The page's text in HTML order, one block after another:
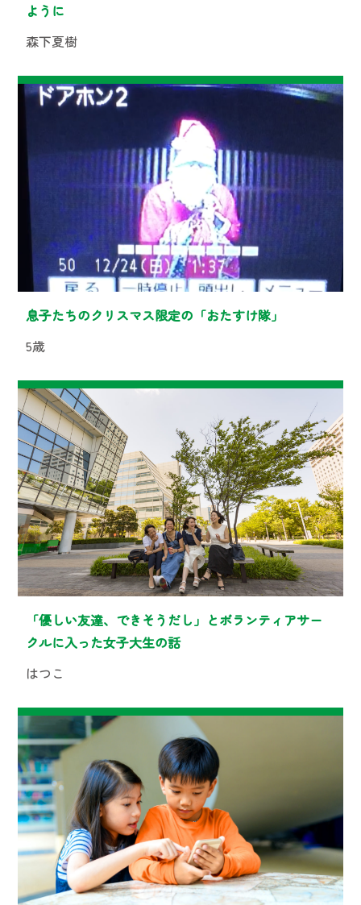
ように
森下夏樹
息子たちのクリスマス限定の「おたすけ隊」
5歳
「優しい友達、できそうだし」とボランティアサー
クルに入った女子大生の話
はつこ